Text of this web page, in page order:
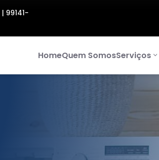
| 99141-
HomeQuem SomosServiços